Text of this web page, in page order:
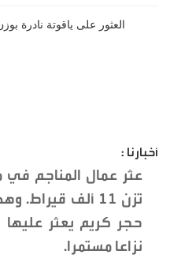
أخبارنا :
عثر عمال المناجم في
تزن 11 ألف
حجر كريم يعثر
نزاعا مستمرا.